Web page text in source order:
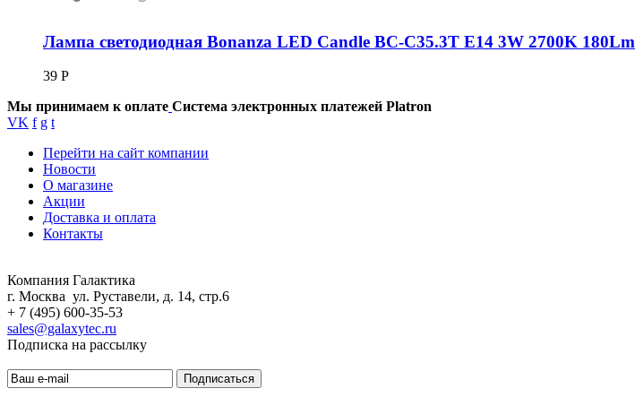
Лампа светодиодная Bonanza LED Candle BC-C35.3Т E14 3W 2700K 180Lm
39 Р
Мы принимаем к оплате Система электронных платежей Platron
VK f g t
Перейти на сайт компании
Новости
О магазине
Акции
Доставка и оплата
Контакты
Компания Галактика
г. Москва ул. Руставели, д. 14, стр.6
+ 7 (495) 600-35-53
sales@galaxytec.ru
Подписка на рассылку
Подписаться